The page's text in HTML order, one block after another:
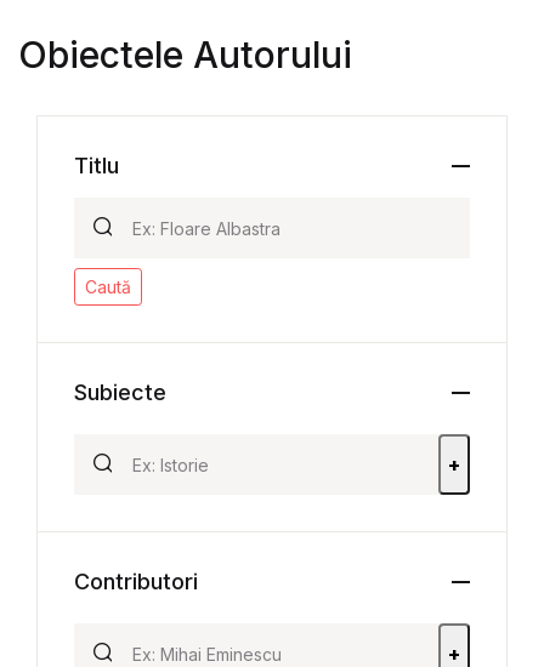
Obiectele Autorului
Titlu
Caută
Subiecte
+
Contributori
+